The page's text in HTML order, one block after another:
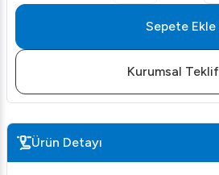
Sepete Ekle
Kurumsal
Ürün Detayı